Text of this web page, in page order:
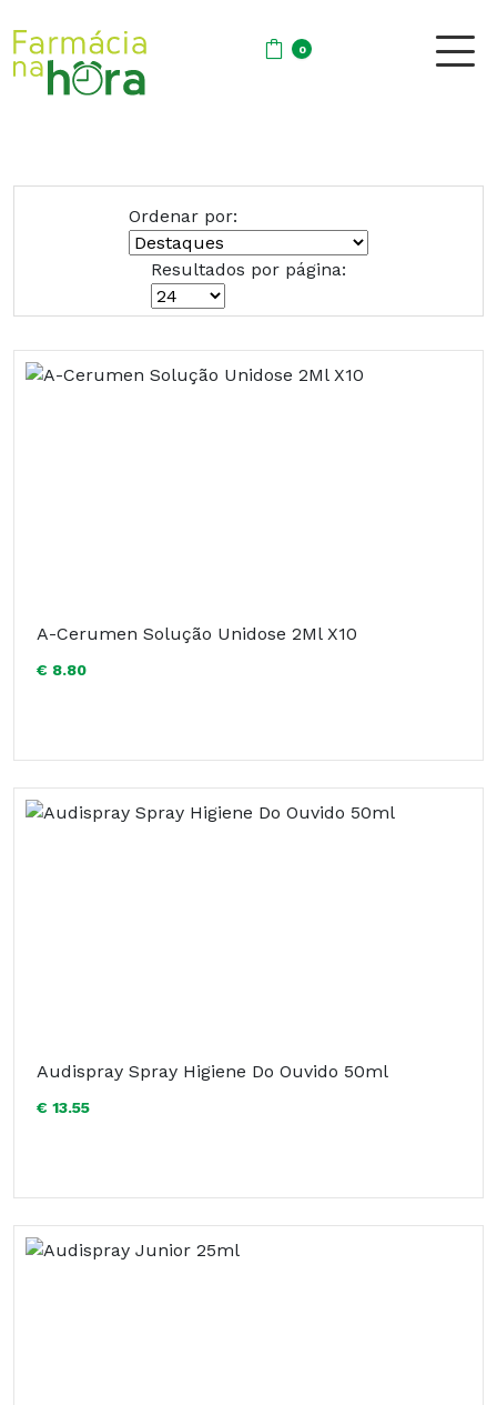
0
Ordenar por:
Resultados por página:
A-Cerumen Solução Unidose 2Ml X10
€ 8.80
Audispray Spray Higiene Do Ouvido 50ml
€ 13.55